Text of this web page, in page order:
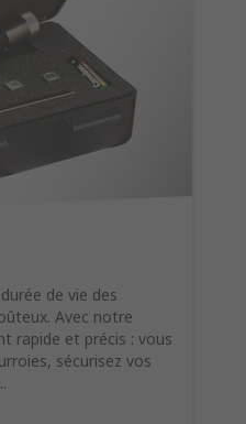
de vie des
Avec notre
rapide et précis : vous
sécurisez vos